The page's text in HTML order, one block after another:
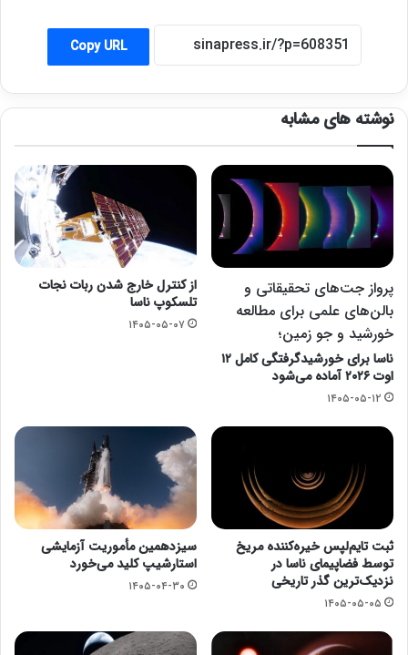
Copy URL
نوشته های مشابه
پرواز جت‌های تحقیقاتی و
بالن‌های علمی برای مطالعه
خورشید و جو زمین؛
ناسا برای خورشیدگرفتگی کامل ۱۲
اوت ۲۰۲۶ آماده می‌شود
۱۴۰۵-۰۵-۱۲
از کنترل خارج شدن ربات نجات
تلسکوپ ناسا
۱۴۰۵-۰۵-۰۷
ثبت تایم‌لپس خیره‌کننده مریخ
توسط فضاپیمای ناسا در
نزدیک‌ترین گذر تاریخی
۱۴۰۵-۰۵-۰۵
سیزدهمین مأموریت آزمایشی
استارشیپ کلید می‌خورد
۱۴۰۵-۰۴-۳۰